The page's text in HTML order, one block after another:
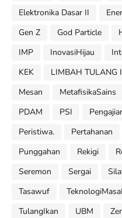
Elektronika Dasar II
Gen Z
God Particle
IMP
InovasiHijau
KEK
LIMBAH TULANG
Mesan
MetafisikaSains
PDAM
PSI
Peristiwa.
Pertahanan
Punggahan
Rekigi
Seremon
Sergai
Tasawuf
TulangIkan
UBM